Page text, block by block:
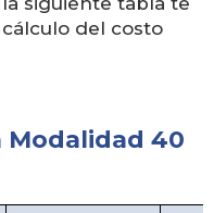
del costo
Modalidad 40